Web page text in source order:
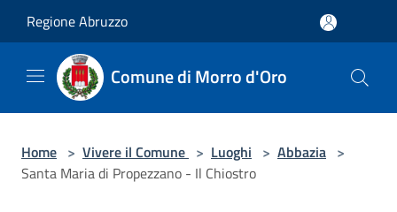
Regione Abruzzo
Comune di Morro d'Oro
Home > Vivere il Comune > Luoghi > Abbazia >
Santa Maria di Propezzano - Il Chiostro